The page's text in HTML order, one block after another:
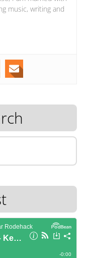
music, writing and